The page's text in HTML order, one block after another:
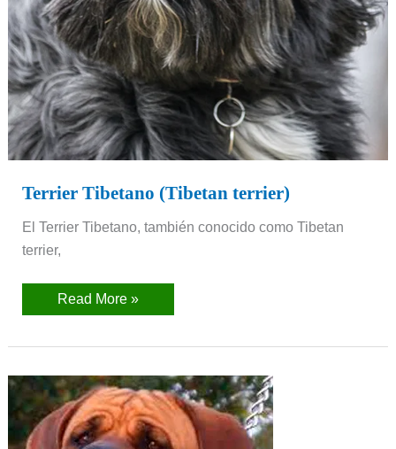
Terrier Tibetano (Tibetan terrier)
El Terrier Tibetano, también conocido como Tibetan
terrier,
Read More »
Tosa
Inu